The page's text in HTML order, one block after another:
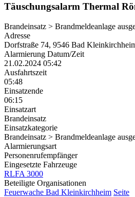
Täuschungsalarm Thermal
Brandeinsatz > Brandmeldeanlage
Adresse
Dorfstraße 74, 9546 Bad
Alarmierung Datum/Zeit
21.02.2024 05:42
Ausfahrtszeit
05:48
Einsatzende
06:15
Einsatzart
Brandeinsatz
Einsatzkategorie
Brandeinsatz > Brandmeldeanlage
Alarmierungsart
Personenrufempfänger
Eingesetzte Fahrzeuge
RLFA 3000
Beteiligte Organisationen
Feuerwache Bad Kleinkirchheim Seite